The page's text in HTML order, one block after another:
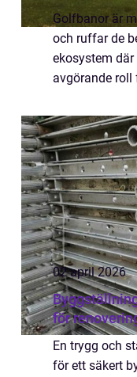
Golfbanor är
och ruffar de
ekosystem där
avgörande
et...
02 april 2026
Byggställning Örebro
för
En trygg och
för ett säkert